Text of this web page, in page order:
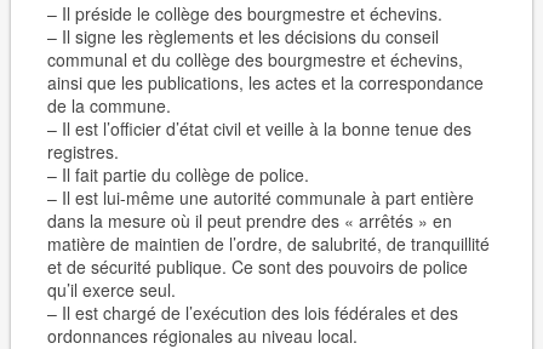
– Il préside le collège des bourgmestre et échevins.
– Il signe les règlements et les décisions du conseil
communal et du collège des bourgmestre et échevins,
ainsi que les publications, les actes et la correspondance
de la commune.
– Il est l’officier d’état civil et veille à la bonne tenue des
registres.
– Il fait partie du collège de police.
– Il est lui-même une autorité communale à part entière
dans la mesure où il peut prendre des « arrêtés » en
matière de maintien de l’ordre, de salubrité, de tranquillité
et de sécurité publique. Ce sont des pouvoirs de police
qu’il exerce seul.
– Il est chargé de l’exécution des lois fédérales et des
ordonnances régionales au niveau local.